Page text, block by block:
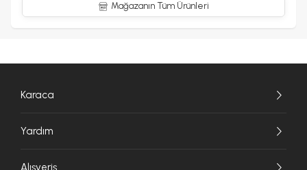
Mağazanın Tüm Ürünleri
Karaca
Yardım
Alışveriş